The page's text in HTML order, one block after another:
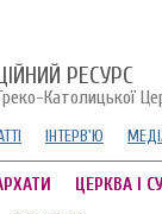
РЕСУРС
Католицької
ІНТЕРВ'Ю
ЦЕРКВА І